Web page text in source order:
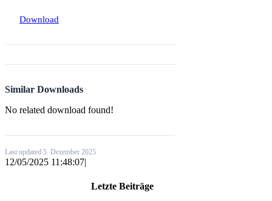
Download
Similar Downloads
No related download found!
Last updated 5. Dezember 2025
12/05/2025 11:48:07|
Letzte Beiträge